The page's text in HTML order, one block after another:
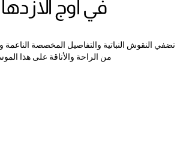
في أوج
تضفي النقوش النباتية والتفاصيل المخصصة الناعمة
من الراحة والأناقة على هذا